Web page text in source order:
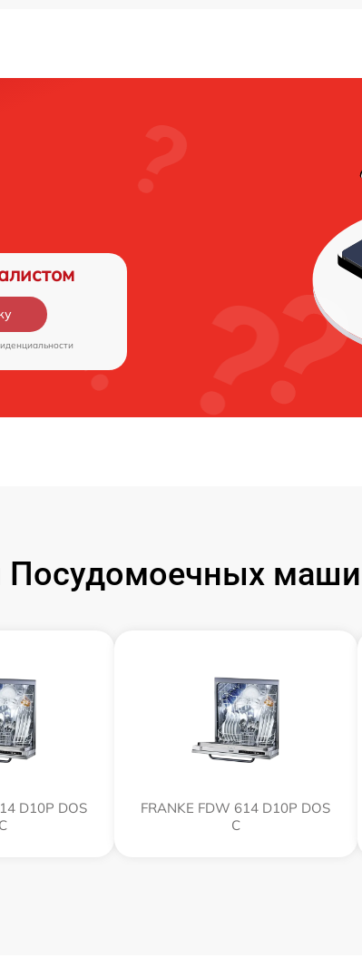
D10P DOS
FRANKE FDW 614 D10P DOS
C